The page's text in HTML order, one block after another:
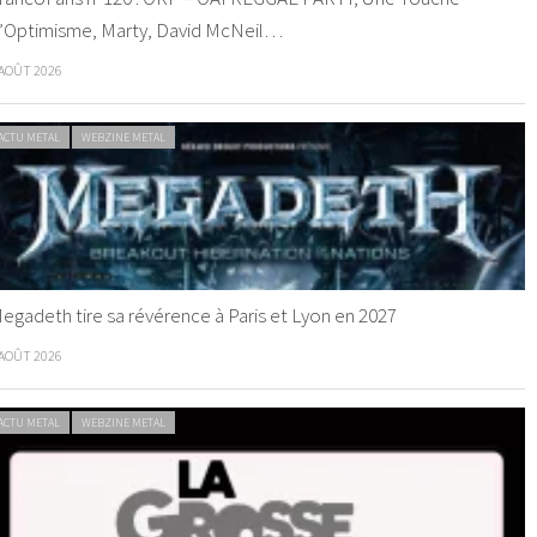
Marty, David McNeil…
2026
METAL WEBZINE METAL
tire sa révérence à Paris et Lyon en 2027
2026
METAL WEBZINE METAL